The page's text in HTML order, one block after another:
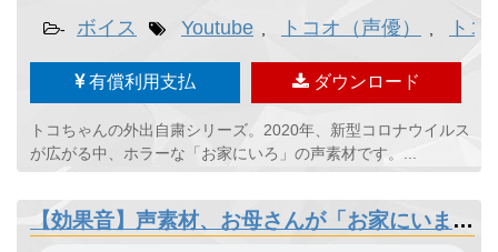
- ボイス Youtube トコオ（声優） ト
有償利用支払 ダウンロード
トコちゃんの外出自粛シリーズ。2020年、新型コロナウイルス
が広がる中、ホラーな「お家にいろ」の声素材です。...
【効果音】声素材、お母さんが「お家にいましょ」